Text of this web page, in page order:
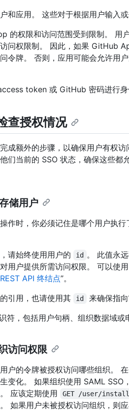
和应用。 这些对于根据用户输入
的权限和访问范围受到限制。 用
问权限制。 因此，如果 GitHub
令牌。 否则，应用可能会允许用
token 或 GitHub 密码进行身
查授权情况
成额外的步骤，以确保用户有权
们当前的 SSO 状态，确保这些都
储用户
作时，你必须记住是哪个用户执
请始终使用用户的
id
。 此值永
用户提供所需访问权限。 可以使用
API 终结点”。
引用，也请使用其
id
来确保指
符，包括用户句柄、组织数据域或
访问权限
户的令牌被授权访问哪些组织。
变化。 如果组织使用 SAML SSO
应该定期使用
GET /user/
如果用户未被授权访问组织，则